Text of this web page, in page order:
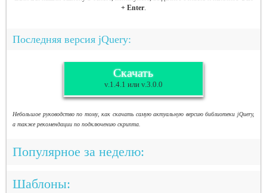
+ Enter.
Последняя версия jQuery:
Скачать
v.1.4.1 или v.3.0.0
Небольшое руководство по тому, как скачать самую актуальную версию библиотеки jQuery,
а также рекомендации по подключению скрипта.
Популярное за неделю:
Шаблоны: